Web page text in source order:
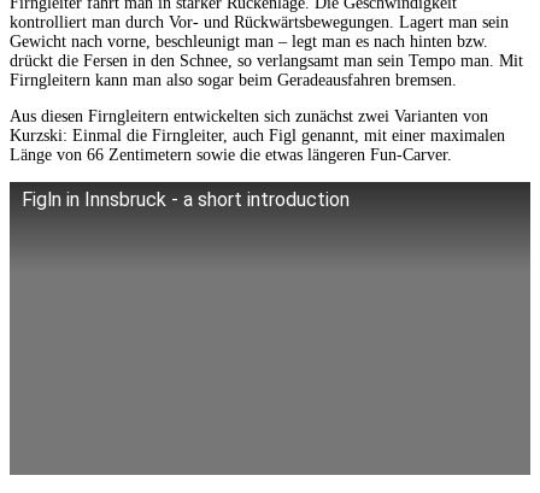
kontrolliert man durch Vor- und Rückwärtsbewegungen. Lagert man sein
Gewicht nach vorne, beschleunigt man – legt man es nach hinten bzw.
drückt die Fersen in den Schnee, so verlangsamt man sein Tempo man. Mit
Firngleitern kann man also sogar beim Geradeausfahren bremsen.
Aus diesen Firngleitern entwickelten sich zunächst zwei Varianten von
Kurzski: Einmal die Firngleiter, auch Figl genannt, mit einer maximalen
Länge von 66 Zentimetern sowie die etwas längeren Fun-Carver.
Figln in Innsbruck - a short introduction